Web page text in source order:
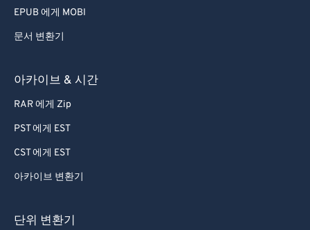
EPUB 에게 MOBI
문서 변환기
아카이브 & 시간
RAR 에게 Zip
PST 에게 EST
CST 에게 EST
아카이브 변환기
단위 변환기